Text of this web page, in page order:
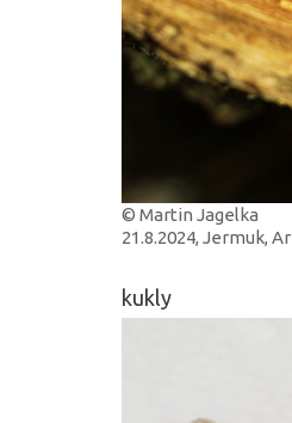
© Martin Jagelka
21.8.2024, Jermuk,
kukly